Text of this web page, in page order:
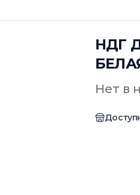
НДГ
Нет в